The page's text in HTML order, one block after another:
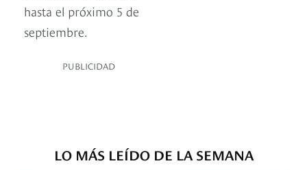
hasta el próximo 5 de
septiembre.
PUBLICIDAD
LO MÁS LEÍDO DE LA SEMANA